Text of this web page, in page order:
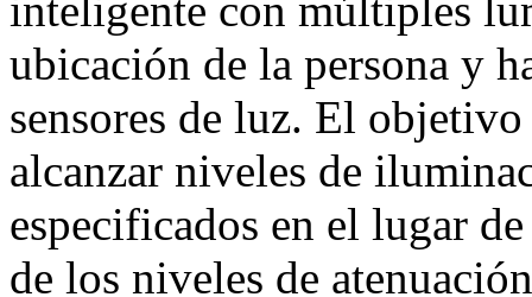
inteligente con múltiples
ubicación de la persona y
sensores de luz. El
alcanzar niveles de
especificados en el lugar
de los niveles de